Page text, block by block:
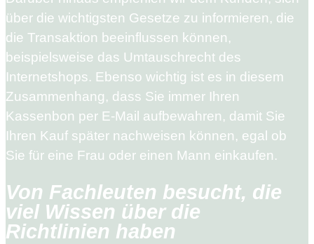
über die wichtigsten Gesetze zu informieren, die
die Transaktion beeinflussen können,
beispielsweise das Umtauschrecht des
Internetshops. Ebenso wichtig ist es in diesem
Zusammenhang, dass Sie immer Ihren
Kassenbon per E-Mail aufbewahren, damit Sie
Ihren Kauf später nachweisen können, egal ob
Sie für eine Frau oder einen Mann einkaufen.
Von Fachleuten besucht, die
viel Wissen über die
Richtlinien haben